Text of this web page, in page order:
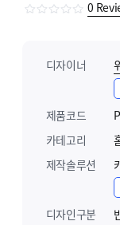
0
디자이너
제품코드
카테고리
제작솔루션
디자인구분